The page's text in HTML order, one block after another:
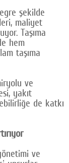
şekilde
maliyet
Taşıma
hem
taşıma
ve
yakıt
de katkı
ve